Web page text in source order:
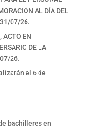
AL DÍA DEL
31/07/26.
ACTO EN
DE LA
26.
el 6 de
bachilleres en